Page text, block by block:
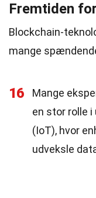
Fremtiden
Blockchain-
mange
16
Mange
en stor rolle
(IoT), hvor
udveksle